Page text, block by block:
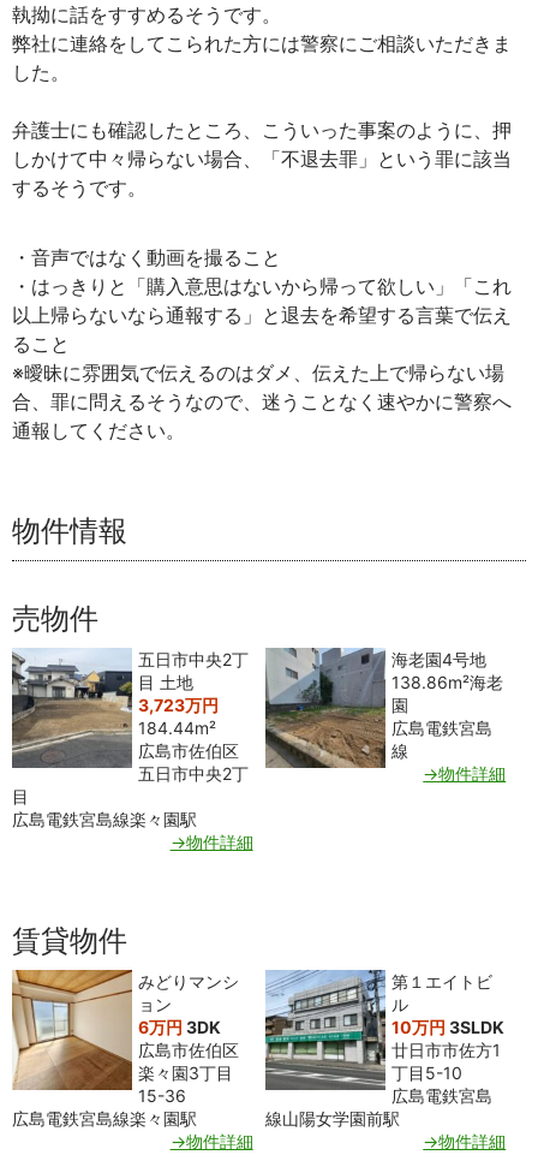
執拗に話をすすめるそうです。
弊社に連絡をしてこられた方には警察にご相談いただきま
した。
弁護士にも確認したところ、こういった事案のように、押
しかけて中々帰らない場合、「不退去罪」という罪に該当
するそうです。
・音声ではなく動画を撮ること
・はっきりと「購入意思はないから帰って欲しい」「これ
以上帰らないなら通報する」と退去を希望する言葉で伝え
ること
※曖昧に雰囲気で伝えるのはダメ、伝えた上で帰らない場
合、罪に問えるそうなので、迷うことなく速やかに警察へ
通報してください。
物件情報
売物件
五日市中央2丁
目 土地
3,723万円
184.44m²
広島市佐伯区
五日市中央2丁
目
広島電鉄宮島線楽々園駅
→物件詳細
海老園4号地
138.86m²海老
園
広島電鉄宮島
線
→物件詳細
賃貸物件
みどりマンシ
ョン
6万円 3DK
広島市佐伯区
楽々園3丁目
15-36
広島電鉄宮島線楽々園駅
→物件詳細
第１エイトビ
ル
10万円 3SLDK
廿日市市佐方1
丁目5-10
広島電鉄宮島
線山陽女学園前駅
→物件詳細